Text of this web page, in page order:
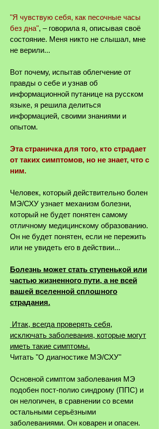
"Я чувствую себя, как песочные часы
без дна", ‒ говорила я, описывая своё
состояние. Меня никто не слышал, мне
не верили...
Вот почему, испытав облегчение от
правды о себе и узнав об
информационной путанице на русском
языке, я решила делиться
информацией, своими знаниями и
опытом.
Эта страничка для того, кто страдает
от таких симптомов, но не знает, что с
ним.
Человек, который действительно болен
МЭ/СХУ узнает механизм болезни,
который не будет понятен самому
отличному медицинскому образованию.
Он не будет понятен, если не пережить
или не увидеть его в действии...
Болезнь может стать ступенькой или
частью жизненного пути, а не всей
вашей вселенной сплошного
страдания.
Итак, всегда проверять себя,
исключать заболевания, которые могут
иметь такие симптомы.
Читать "О диагностике МЭ/СХУ"
Основной симптом заболевания МЭ
подобен пост-полио синдрому (ППС) и
он нелогичен, в сравнении со всеми
остальными серьёзными
заболеваниями. Он коварен и опасен.